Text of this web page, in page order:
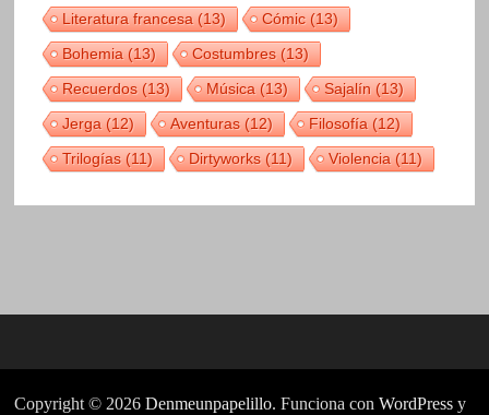
Literatura francesa(13) Cómic(13)
Bohemia(13) Costumbres(13)
Recuerdos(13) Música(13) Sajalín(13)
Jerga(12) Aventuras(12) Filosofía(12)
Trilogías(11) Dirtyworks(11) Violencia(11)
Copyright © 2026 Denmeunpapelillo. Funciona con WordPressy